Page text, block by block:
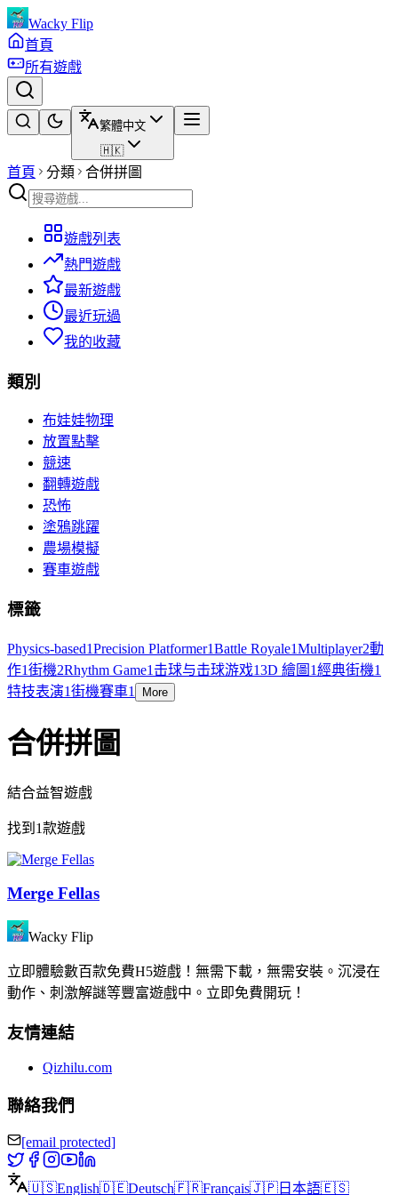
Wacky Flip
首頁
所有遊戲
繁體中文
🇭🇰
首頁 分類 合併拼圖
遊戲列表
熱門遊戲
最新遊戲
最近玩過
我的收藏
類別
布娃娃物理
放置點擊
競速
翻轉遊戲
恐怖
塗鴉跳躍
農場模擬
賽車遊戲
標籤
Physics-based1Precision Platformer1Battle Royale1Multiplayer2動
作1街機2Rhythm Game1 击球与击球游戏13D 繪圖 1經典街機1
特技表演1街機賽車1 More
合併拼圖
結合益智遊戲
找到1款遊戲
Merge Fellas
Wacky Flip
立即體驗數百款免費H5遊戲！無需下載，無需安裝。沉浸在
動作、刺激解謎等豐富遊戲中。立即免費開玩！
友情連結
Qizhilu.com
聯絡我們
[email protected]
🇺🇸English🇩🇪Deutsch🇫🇷Français🇯🇵 日本語🇪🇸